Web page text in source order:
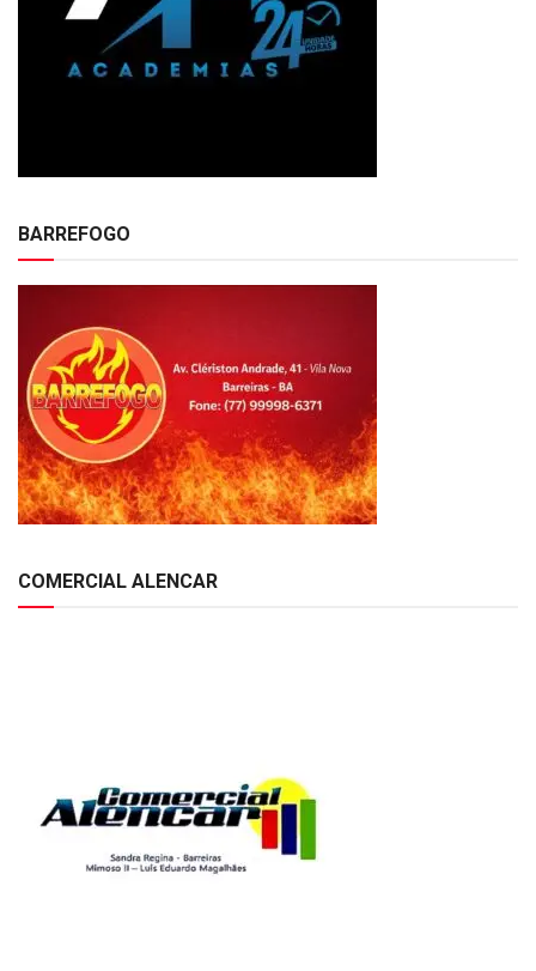
BARREFOGO
COMERCIAL ALENCAR